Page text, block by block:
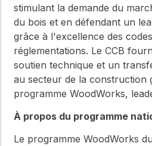
stimulant la demande du
du bois et en défendant un
grâce à l'excellence des
réglementations. Le CCB
soutien technique et un
au secteur de la construction
programme WoodWorks,
À propos du programme
Le programme WoodWorks